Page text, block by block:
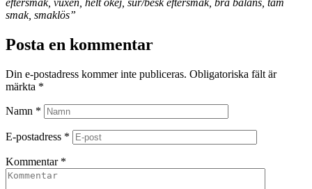
smak, smaklös”
Posta en kommentar
Din e-postadress kommer inte publiceras. Obligatoriska fält är
märkta *
Namn *
E-postadress *
Kommentar *